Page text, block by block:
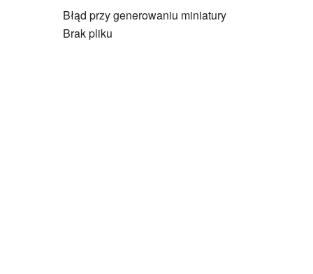
Błąd przy generowaniu miniatury
Brak pliku